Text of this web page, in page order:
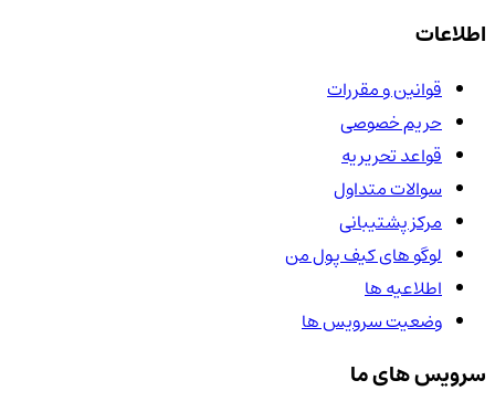
اطلاعات
قوانین و مقررات
حریم خصوصی
قواعد تحریریه
سوالات متداول
مرکز پشتیبانی
لوگو های کیف پول من
اطلاعیه ها
وضعیت سرویس ها
سرویس های ما